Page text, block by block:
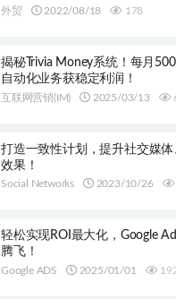
市场+启动计划）
外贸 2022/08/18 178
揭秘Trivia Money系统！每月
自动化业务获稳定利润！
互联网营销(IM) 2025/03/13
打造一致性计划，提升社交媒
效果！
Social Networks 2023/10/26
轻松实现ROI最大化，Google
腾飞！
Google ADS 2025/01/01